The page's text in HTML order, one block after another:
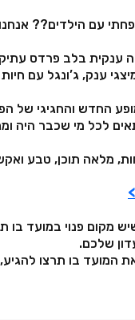
עם הילדים??
ענקית בלב פרדס עתיק
ענק, ג’ונגל עם
החדש והחגיגי של
לכל מי שכבר היה
מלאה תוכן, טבע
את המועד בו תרצו